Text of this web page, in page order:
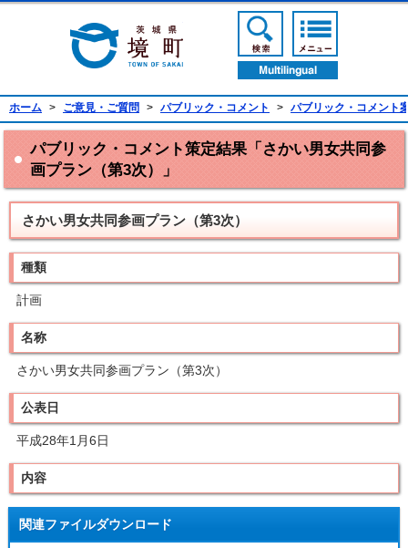
境町公式ホームページ検索ボタン
ホーム > ご意見・ご質問 > パブリック・コメント > パブリック・コメント
パブリック・コメント策定結果「さかい男女共同参
画プラン（第3次）」
さかい男女共同参画プラン（第3次）
種類
計画
名称
さかい男女共同参画プラン（第3次）
公表日
平成28年1月6日
内容
関連ファイルダウンロード